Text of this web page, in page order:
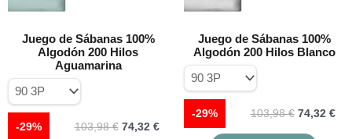
Juego de Sábanas 100%
Algodón 200 Hilos
Aguamarina
103,98€ 74,32 €
-29%
en
Juego de Sábanas 100%
Algodón 200 Hilos Blanco
103,98€ 74,32 €
-29%
en
la